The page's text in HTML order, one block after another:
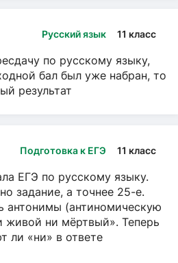
Русский язык 11 класс
по русскому языку,
бал был уже набран, то
результат
Подготовка к ЕГЭ 11 класс
ЕГЭ по русскому языку.
задание, а точнее 25-е.
антонимы (антиномическую
живой ни мёртвый». Теперь
ли «ни» в ответе